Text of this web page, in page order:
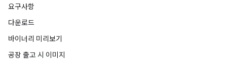
요구사항
다운로드
바이너리 미리보기
공장 출고 시 이미지